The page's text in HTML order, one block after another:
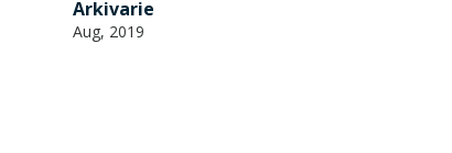
Arkivarie
Aug, 2019